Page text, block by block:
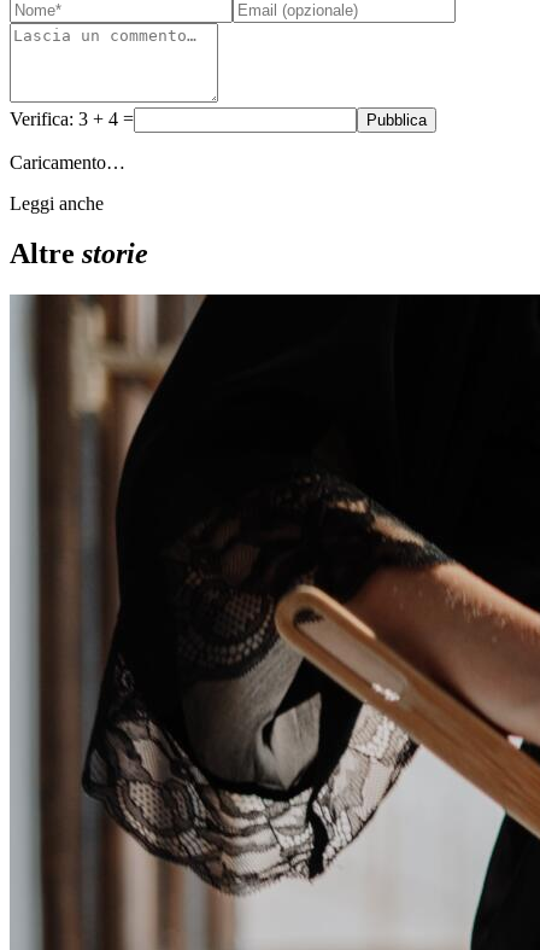
Verifica: 3 + 4 = Pubblica
Caricamento…
Leggi anche
Altre storie